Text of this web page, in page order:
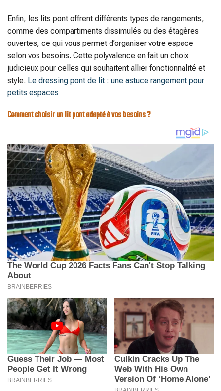
Enfin, les lits pont offrent différents types de rangements,
comme des compartiments dissimulés ou des étagères
ouvertes, ce qui vous permet d’organiser votre espace
selon vos besoins. Cette polyvalence en fait un choix
judicieux pour celles qui souhaitent allier fonctionnalité et
style. Le dressing pont de lit : une astuce rangement pour
petits espaces
Comment choisir un lit pont adapté à vos besoins ?